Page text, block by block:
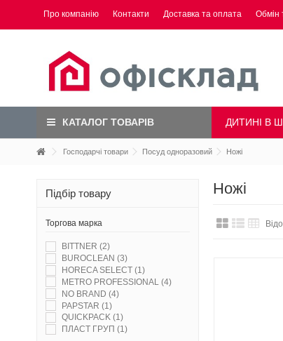
Про компанію Контакти Доставка та оплата Обмін
КАТАЛОГ ТОВАРІВ ДИТИНІ В
Господарчі товари Посуд одноразовий Ножі
Ножі
Підбір товару
Торгова марка
BITTNER (2)
BUROCLEAN (3)
HORECA SELECT (1)
METRO PROFESSIONAL (4)
NO BRAND (4)
PAPSTAR (1)
QUICKPACK (1)
ПЛАСТ ГРУП (1)